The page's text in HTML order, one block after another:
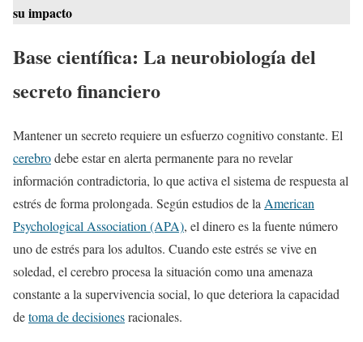
su impacto
Base científica: La neurobiología del
secreto financiero
Mantener un secreto requiere un esfuerzo cognitivo constante. El
cerebrodebe estar en alerta permanente para no revelar
información contradictoria, lo que activa el sistema de respuesta al
estrés de forma prolongada. Según estudios de laAmerican
Psychological Association (APA), el dinero es la fuente número
uno de estrés para los adultos. Cuando este estrés se vive en
soledad, el cerebro procesa la situación como una amenaza
constante a la supervivencia social, lo que deteriora la capacidad
detoma de decisionesracionales.